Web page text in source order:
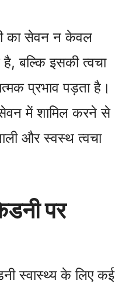
का सेवन न केवल
बल्कि इसकी त्वचा
प्रभाव पड़ता है।
में शामिल करने से
और स्वस्थ त्वचा
पर
स्वास्थ्य के लिए कई